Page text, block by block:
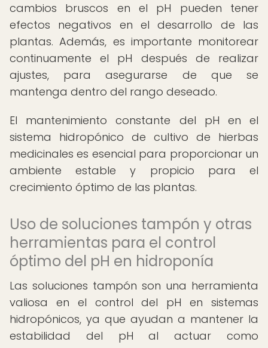
cambios bruscos en el pH pueden tener
efectos negativos en el desarrollo de las
plantas. Además, es importante monitorear
continuamente el pH después de realizar
ajustes, para asegurarse de que se
mantenga dentro del rango deseado.
El mantenimiento constante del pH en el
sistema hidropónico de cultivo de hierbas
medicinales es esencial para proporcionar un
ambiente estable y propicio para el
crecimiento óptimo de las plantas.
Uso de soluciones tampón y otras
herramientas para el control
óptimo del pH en hidroponía
Las soluciones tampón son una herramienta
valiosa en el control del pH en sistemas
hidropónicos, ya que ayudan a mantener la
estabilidad del pH al actuar como